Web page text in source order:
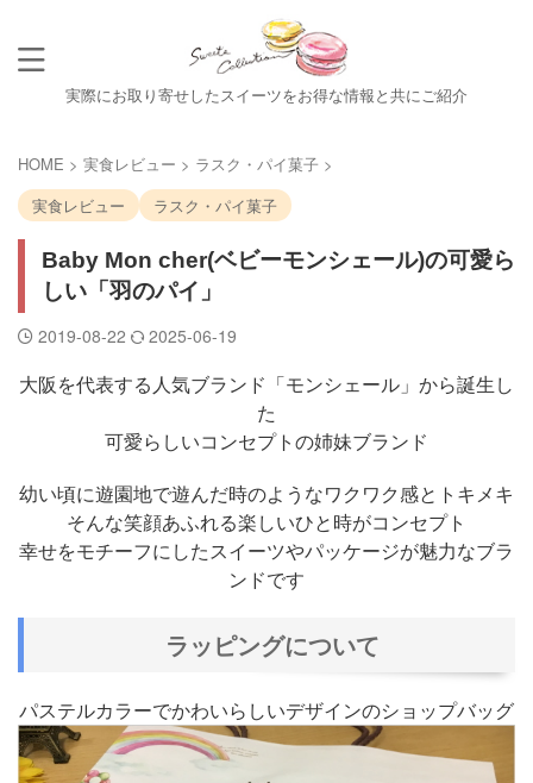
実際にお取り寄せしたスイーツをお得な情報と共にご紹介
HOME > 実食レビュー > ラスク・パイ菓子 >
実食レビュー
ラスク・パイ菓子
Baby Mon cher(ベビーモンシェール)の可愛ら
しい「羽のパイ」
2019-08-22 2025-06-19
大阪を代表する人気ブランド「モンシェール」から誕生し
た
可愛らしいコンセプトの姉妹ブランド
幼い頃に遊園地で遊んだ時のようなワクワク感とトキメキ
そんな笑顔あふれる楽しいひと時がコンセプト
幸せをモチーフにしたスイーツやパッケージが魅力なブラ
ンドです
ラッピングについて
パステルカラーでかわいらしいデザインのショップバッグ